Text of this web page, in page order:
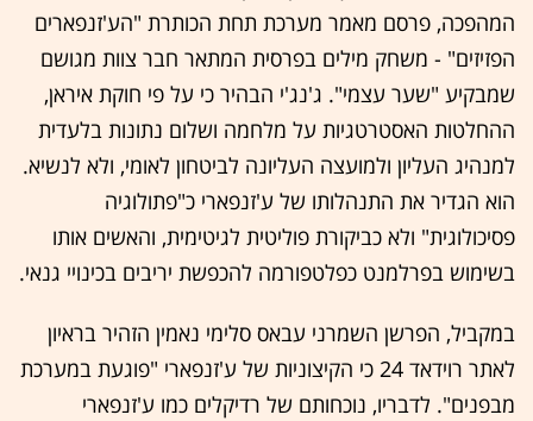
המהפכה, פרסם מאמר מערכת תחת הכותרת "הע'זנפארים
הפזיזים" - משחק מילים בפרסית המתאר חבר צוות מגושם
שמבקיע "שער עצמי". ג'נג'י הבהיר כי על פי חוקת איראן,
ההחלטות האסטרטגיות על מלחמה ושלום נתונות בלעדית
למנהיג העליון ולמועצה העליונה לביטחון לאומי, ולא לנשיא.
הוא הגדיר את התנהלותו של ע'זנפארי כ"פתולוגיה
פסיכולוגית" ולא כביקורת פוליטית לגיטימית, והאשים אותו
בשימוש בפרלמנט כפלטפורמה להכפשת יריבים בכינויי גנאי.
במקביל, הפרשן השמרני עבאס סלימי נאמין הזהיר בראיון
לאתר רוידאד 24 כי הקיצוניות של ע'זנפארי "פוגעת במערכת
מבפנים". לדבריו, נוכחותם של רדיקלים כמו ע'זנפארי